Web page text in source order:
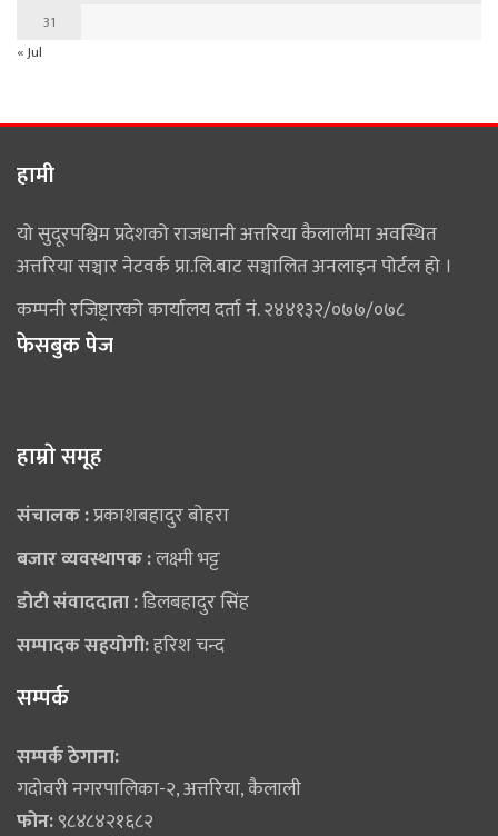
31
« Jul
हामी
यो सुदूरपश्चिम प्रदेशको राजधानी अत्तरिया कैलालीमा अवस्थित
अत्तरिया सञ्चार नेटवर्क प्रा.लि.बाट सञ्चालित अनलाइन पोर्टल हो ।
कम्पनी रजिष्ट्रारको कार्यालय दर्ता नं. २४४१३२/०७७/०७८
फेसबुक पेज
हाम्राे समूह
संचालक :प्रकाशबहादुर बोहरा
बजार व्यवस्थापक :लक्ष्मी भट्ट
डोटी संवाददाता :डिलबहादुर सिंह
सम्पादक सहयोगी:हरिश चन्द
सम्पर्क
सम्पर्क ठेगाना:
गदोवरी नगरपालिका-२, अत्तरिया, कैलाली
फोन:९८४८४२१६८२